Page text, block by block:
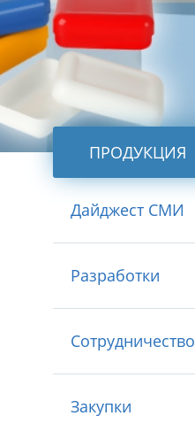
ПРОДУКЦИЯ
Дайджест СМИ
Разработки
Сотрудничество
Закупки